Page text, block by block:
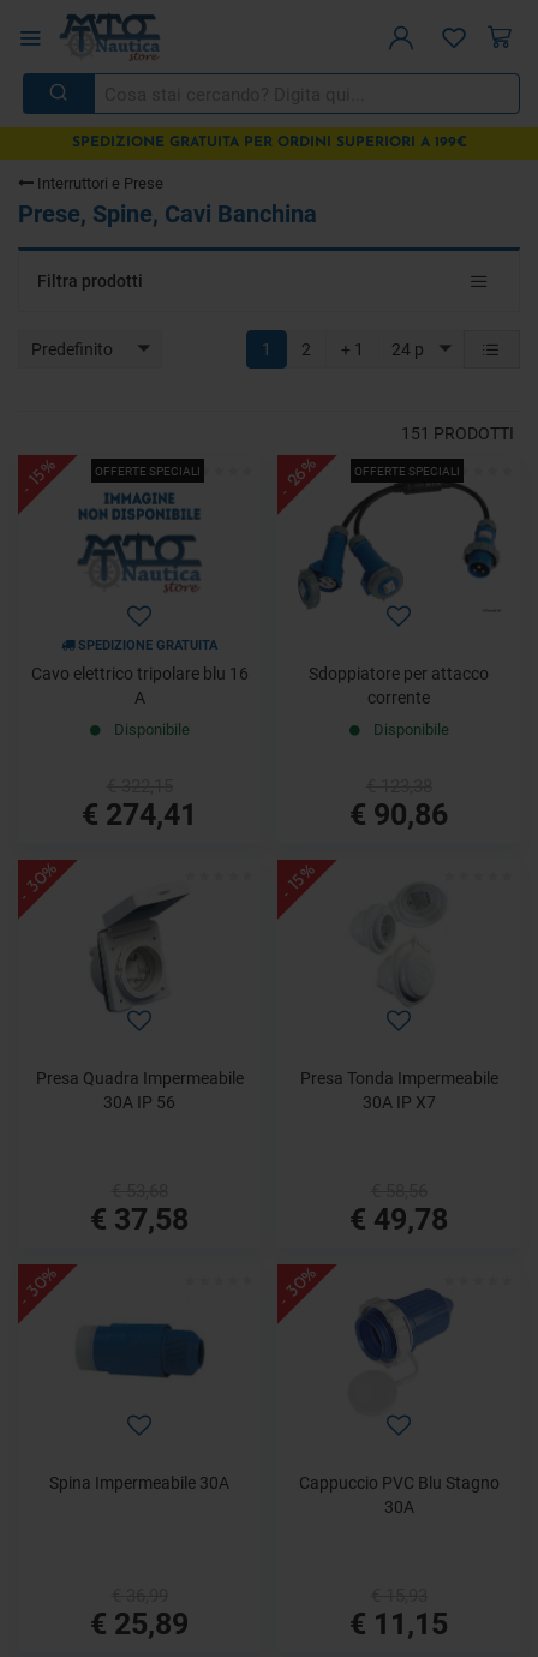
SPEDIZIONE GRATUITA PER ORDINI SUPERIORI A 199€
Interruttori e Prese
Prese, Spine, Cavi Banchina
Toggle
Filtra prodotti
Predefinito 24 p
1 2 + 1
151 PRODOTTI
OFFERTE SPECIALI
- 15%
SPEDIZIONE GRATUITA
Cavo elettrico tripolare blu 16
A
Disponibile
€ 274,41
OFFERTE SPECIALI
- 26%
Sdoppiatore per attacco
corrente
Disponibile
€ 90,86
- 30%
Presa Quadra Impermeabile
30A IP 56
€ 37,58
- 15%
Presa Tonda Impermeabile
30A IP X7
€ 49,78
- 30%
Spina Impermeabile 30A
€ 25,89
- 30%
Cappuccio PVC Blu Stagno
30A
€ 11,15